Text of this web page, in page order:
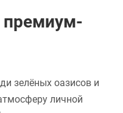
премиум-
зелёных оазисов и
личной